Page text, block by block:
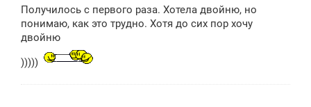
и
Получилось с первого раза. Хотела двойню, но
понимаю, как это трудно. Хотя до сих пор хочу
двойню
)))))